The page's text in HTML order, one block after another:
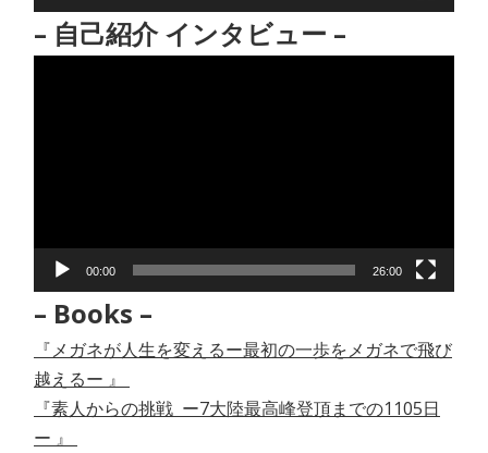
– 自己紹介 インタビュー –
ー
00:00 26:00
– Books –
『メガネが人生を変えるー最初の一歩をメガネで飛び
越えるー 』
『素人からの挑戦 ー7大陸最高峰登頂までの1105日
ー 』